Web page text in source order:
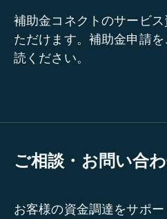
補助金コネクトのサービ
ただけます。補助金申請
読ください。
ご相談・お問い合
お客様の資金調達をサポ